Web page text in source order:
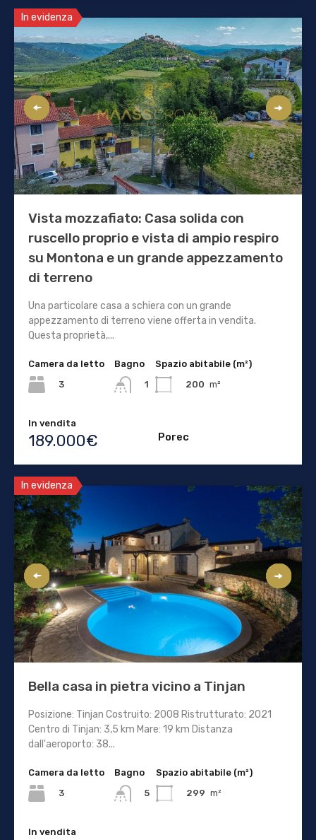
In evidenza
Vista mozzafiato: Casa solida con
ruscello proprio e vista di ampio respiro
su Montona e un grande appezzamento
di terreno
Una particolare casa a schiera con un grande
appezzamento di terreno viene offerta in vendita.
Questa proprietà,...
Camera da letto
3
Bagno
1
Spazio abitabile (m²)
200 m²
In vendita
189.000€ Porec
In evidenza
Bella casa in pietra vicino a Tinjan
Posizione: Tinjan Costruito: 2008 Ristrutturato: 2021
Centro di Tinjan: 3,5 km Mare: 19 km Distanza
dall'aeroporto: 38...
Camera da letto
3
Bagno
5
Spazio abitabile (m²)
299 m²
In vendita